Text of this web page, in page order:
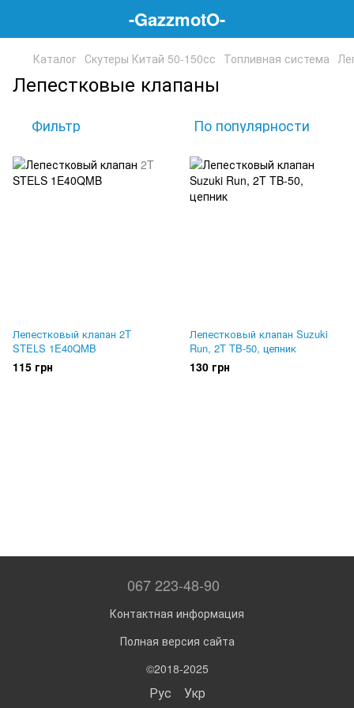
-GazzmotO-
Каталог Скутеры Китай 50-150сс Топливная система
Лепестковые клапаны
Фильтр По популярности
Лепестковый клапан 2T
STELS 1E40QMB
115 грн
Лепестковый клапан Suzuki
Run, 2T TB-50, цепник
130 грн
067 223-48-90
Контактная информация
Полная версия сайта
©2018-2025
Рус Укр